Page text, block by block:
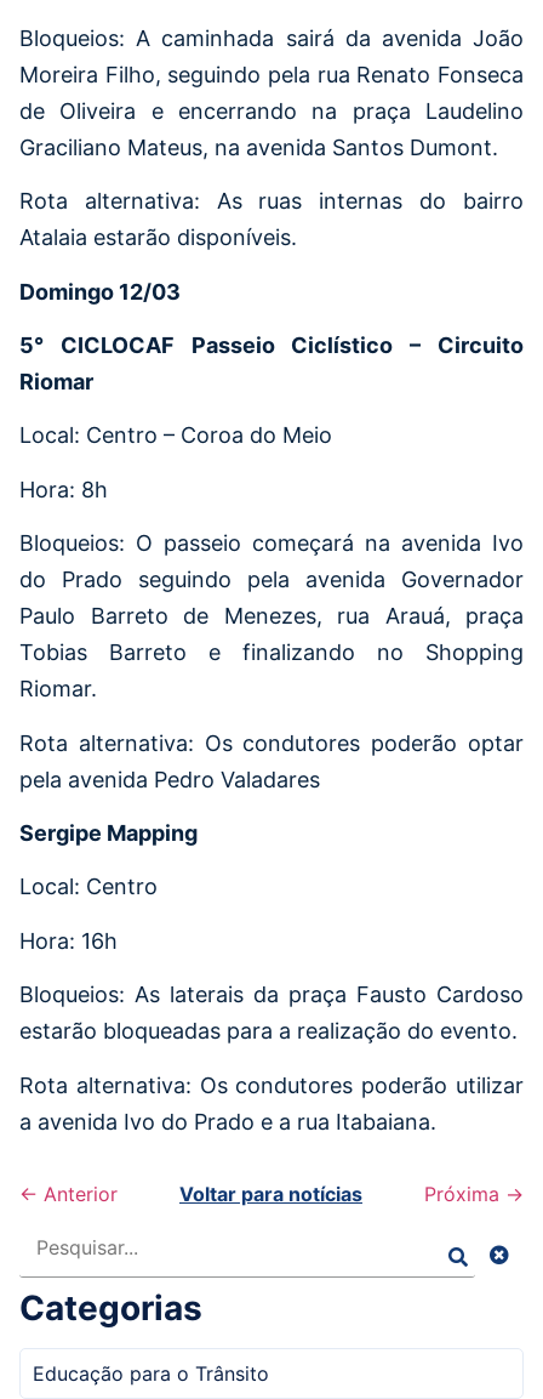
Bloqueios: A caminhada sairá da avenida João
Moreira Filho, seguindo pela rua Renato Fonseca
de Oliveira e encerrando na praça Laudelino
Graciliano Mateus, na avenida Santos Dumont.
Rota alternativa: As ruas internas do bairro
Atalaia estarão disponíveis.
Domingo 12/03
5° CICLOCAF Passeio Ciclístico – Circuito
Riomar
Local: Centro – Coroa do Meio
Hora: 8h
Bloqueios: O passeio começará na avenida Ivo
do Prado seguindo pela avenida Governador
Paulo Barreto de Menezes, rua Arauá, praça
Tobias Barreto e finalizando no Shopping
Riomar.
Rota alternativa: Os condutores poderão optar
pela avenida Pedro Valadares
Sergipe Mapping
Local: Centro
Hora: 16h
Bloqueios: As laterais da praça Fausto Cardoso
estarão bloqueadas para a realização do evento.
Rota alternativa: Os condutores poderão utilizar
a avenida Ivo do Prado e a rua Itabaiana.
← Anterior Voltar para notícias
Próxima →
Categorias
Educação para o Trânsito